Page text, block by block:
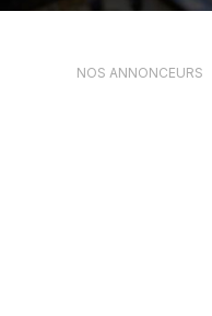
NOS ANNONCEURS